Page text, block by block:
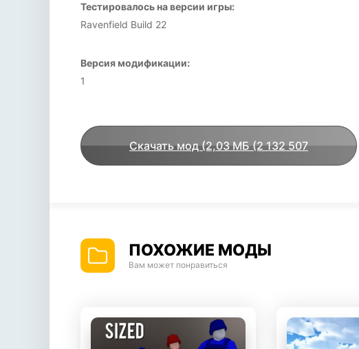
Тестировалось на версии игры:
Ravenfield Build 22
Версия модификации:
1
Скачать мод (2,03 МБ (2 132 507
ПОХОЖИЕ МОДЫ
Вам может понравиться